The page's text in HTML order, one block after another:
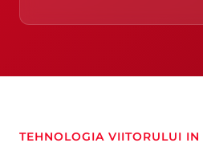
TEHNOLOGIA VIITORULUI IN